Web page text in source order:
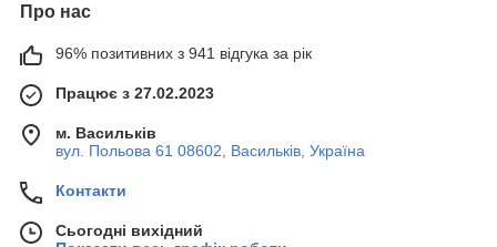
Про нас
96% позитивних з 941 відгука за рік
Працює з 27.02.2023
м. Васильків
вул. Польова 61 08602, Васильків, Україна
Контакти
Сьогодні вихідний